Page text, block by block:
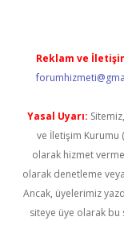
Reklam ve
Yasal Uyarı:
ve İletişim Kurumu
olarak hizmet
olarak denetleme
Ancak, üyelerimiz
siteye üye olarak bu